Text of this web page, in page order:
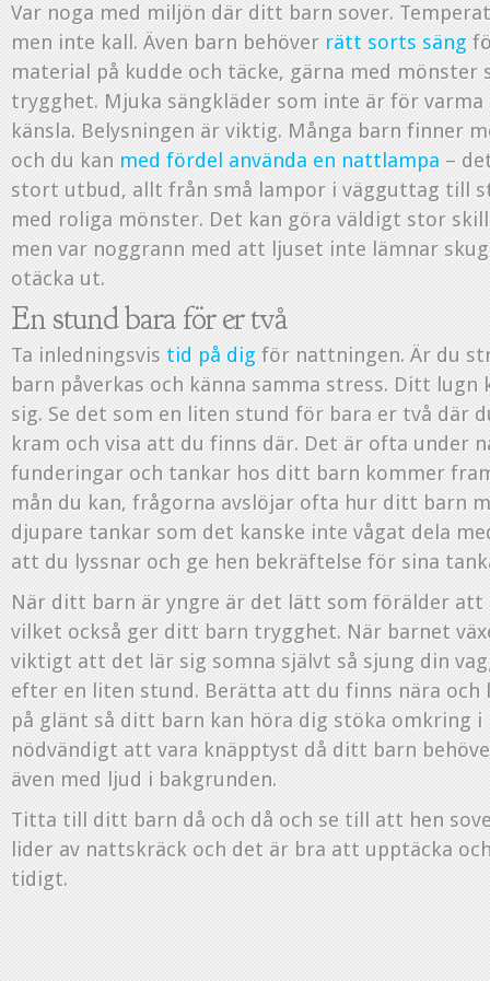
Var noga med miljön där ditt barn sover.
men inte kall. Även barn behöver rätt sorts säng
material på kudde och täcke, gärna med mönster
trygghet. Mjuka sängkläder som inte är för
känsla. Belysningen är viktig. Många barn finner
och du kan med fördel använda en nattlampa –
stort utbud, allt från små lampor i vägguttag till
med roliga mönster. Det kan göra väldigt stor
men var noggrann med att ljuset inte lämnar
otäcka ut.
En stund bara för er två
Ta inledningsvis tid på dig för nattningen. Är du
barn påverkas och känna samma stress. Ditt
sig. Se det som en liten stund för bara er två där
kram och visa att du finns där. Det är ofta under
funderingar och tankar hos ditt barn kommer
mån du kan, frågorna avslöjar ofta hur ditt barn
djupare tankar som det kanske inte vågat dela
att du lyssnar och ge hen bekräftelse för sina
När ditt barn är yngre är det lätt som förälder
vilket också ger ditt barn trygghet. När barnet
viktigt att det lär sig somna självt så sjung din
efter en liten stund. Berätta att du finns nära och
på glänt så ditt barn kan höra dig stöka omkring
nödvändigt att vara knäpptyst då ditt barn
även med ljud i bakgrunden.
Titta till ditt barn då och då och se till att hen
lider av nattskräck och det är bra att upptäcka
tidigt.